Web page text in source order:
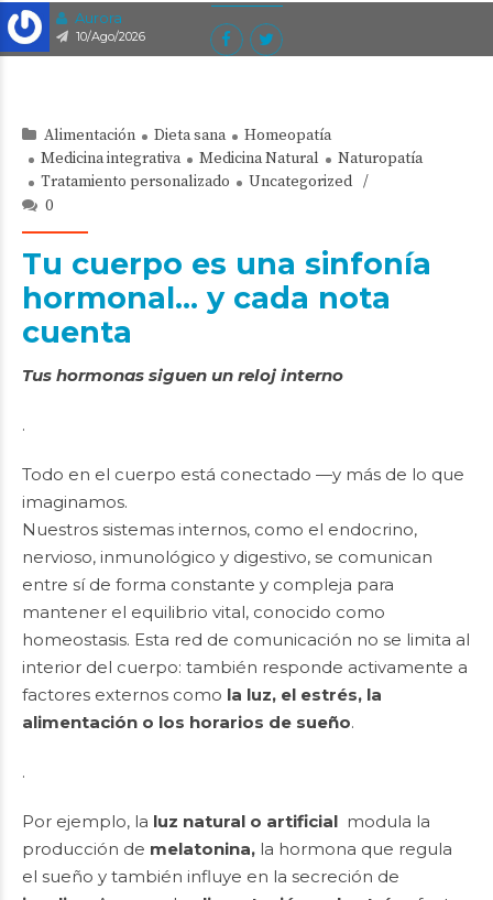
Aurora
10/Ago/2026
Alimentación Dieta sana
Homeopatía
Medicina integrativa
Medicina Natural
Naturopatía
Tratamiento personalizado
Uncategorized
0
Tu cuerpo es una sinfonía
hormonal… y cada nota
cuenta
Tus hormonas siguen un reloj interno
.
Todo en el cuerpo está conectado —y más de lo que
imaginamos.
Nuestros sistemas internos, como el endocrino,
nervioso, inmunológico y digestivo, se comunican
entre sí de forma constante y compleja para
mantener el equilibrio vital, conocido como
homeostasis. Esta red de comunicación no se limita al
interior del cuerpo: también responde activamente a
factores externos como la luz, el estrés, la
alimentación o los horarios de sueño.
.
Por ejemplo, la luz natural o artificial modula la
producción de melatonina, la hormona que regula
el sueño y también influye en la secreción de